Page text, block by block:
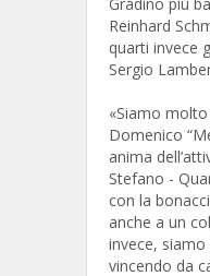
Reinhard
quarti invece
Sergio
«Siamo
Domenico
anima
Stefano -
con la
anche a un
invece,
vincendo da